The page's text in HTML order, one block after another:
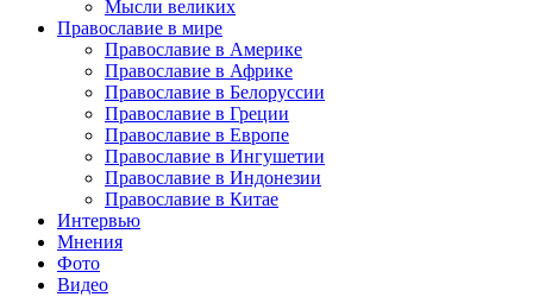
Мысли великих
Православие в мире
Православие в Америке
Православие в Африке
Православие в Белоруссии
Православие в Греции
Православие в Европе
Православие в Ингушетии
Православие в Индонезии
Православие в Китае
Интервью
Мнения
Фото
Видео